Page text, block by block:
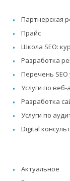
Партнерская
Прайс
Школа SEO:
Разработка
Перечень SEO
Услуги по
Разработка
Услуги по
Digital
Актуальное